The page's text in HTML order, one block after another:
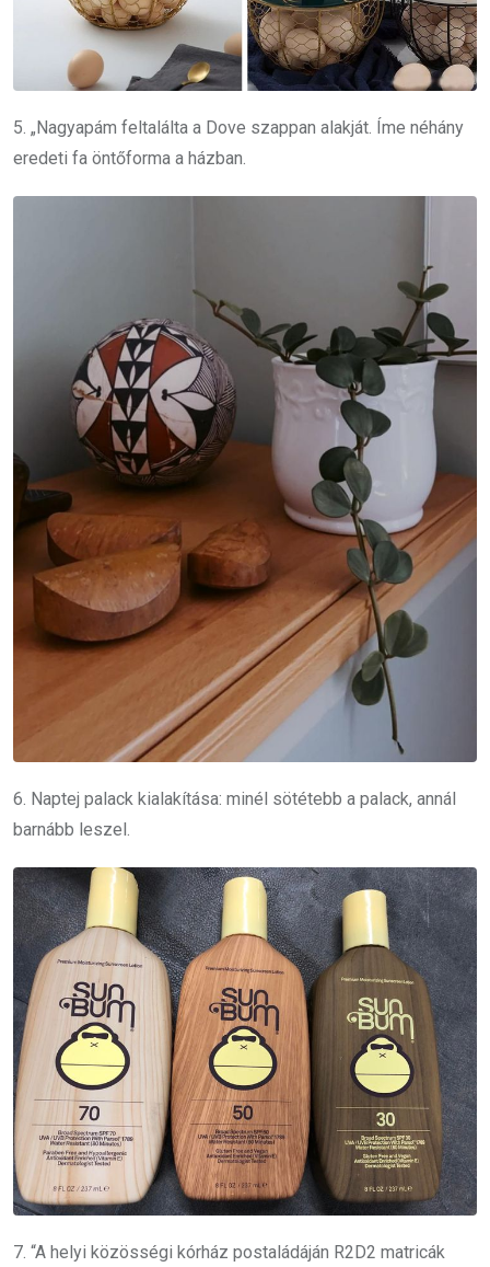
5. „Nagyapám feltalálta a Dove szappan alakját. Íme néhány
eredeti fa öntőforma a házban.
6. Naptej palack kialakítása: minél sötétebb a palack, annál
barnább leszel.
7. “A helyi közösségi kórház postaládáján R2D2 matricák